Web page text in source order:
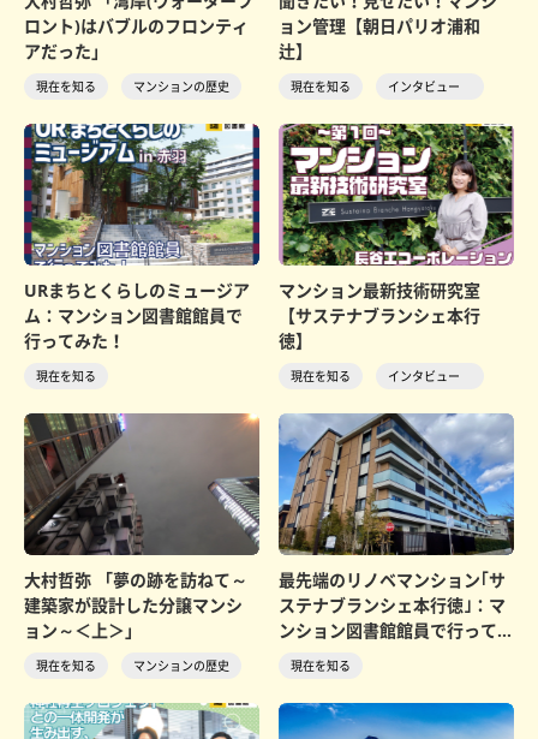
ロント)はバブルのフロンティ
アだった」
現在を知る マンションの歴史
ョン管理【朝日パリオ浦和
辻】
現在を知る インタビュー
URまちとくらしのミュージア
ム：マンション図書館館員で
行ってみた！
現在を知る
マンション最新技術研究室
【サステナブランシェ本行
徳】
現在を知る インタビュー
大村哲弥 「夢の跡を訪ねて～
建築家が設計した分譲マンシ
ョン～＜上＞」
現在を知る マンションの歴史
最先端のリノベマンション｢サ
ステナブランシェ本行徳｣：マ
ンション図書館館員で行って
みた！
現在を知る